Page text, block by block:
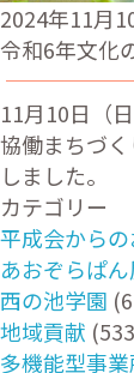
2024年11月
令和6年文化
11月10日（
協働まちづ
しました。
カテゴリー
平成会から
あおぞらぱ
西の池学園
地域貢献
多機能型事